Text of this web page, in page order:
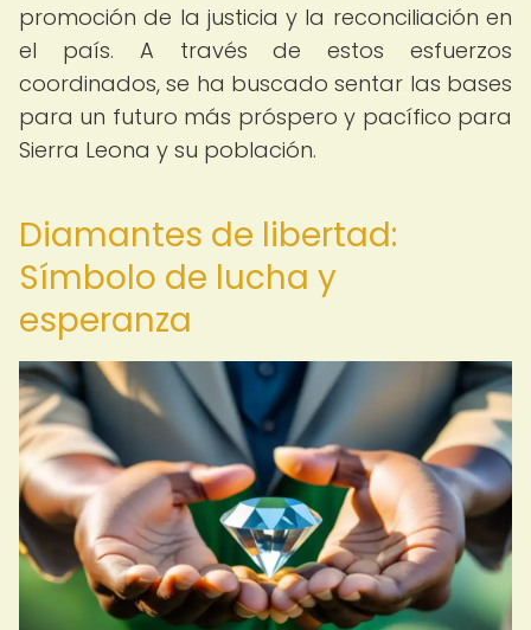
promoción de la justicia y la reconciliación en
el país. A través de estos esfuerzos
coordinados, se ha buscado sentar las bases
para un futuro más próspero y pacífico para
Sierra Leona y su población.
Diamantes de libertad:
Símbolo de lucha y
esperanza